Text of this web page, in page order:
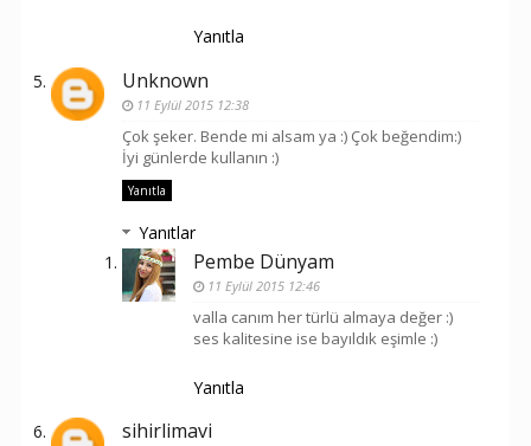
Yanıtla
Unknown
11 Eylül 2015 12:38
Çok şeker. Bende mi alsam ya :) Çok beğendim:)
İyi günlerde kullanın :)
Yanıtla
Yanıtlar
Pembe Dünyam
11 Eylül 2015 12:46
valla canım her türlü almaya değer :)
ses kalitesine ise bayıldık eşimle :)
Yanıtla
sihirlimavi